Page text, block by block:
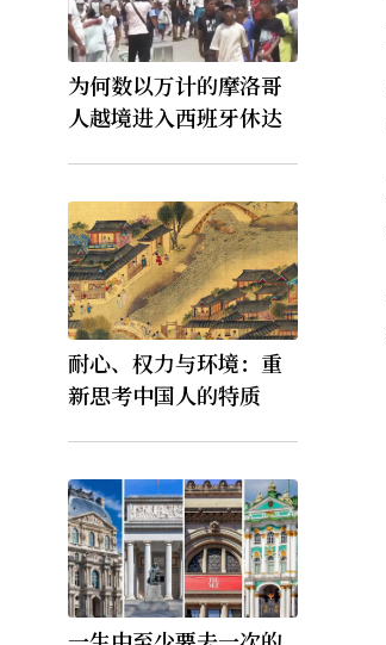
为何数以万计的摩洛哥
人越境进入西班牙休达
耐心、权力与环境：重
新思考中国人的特质